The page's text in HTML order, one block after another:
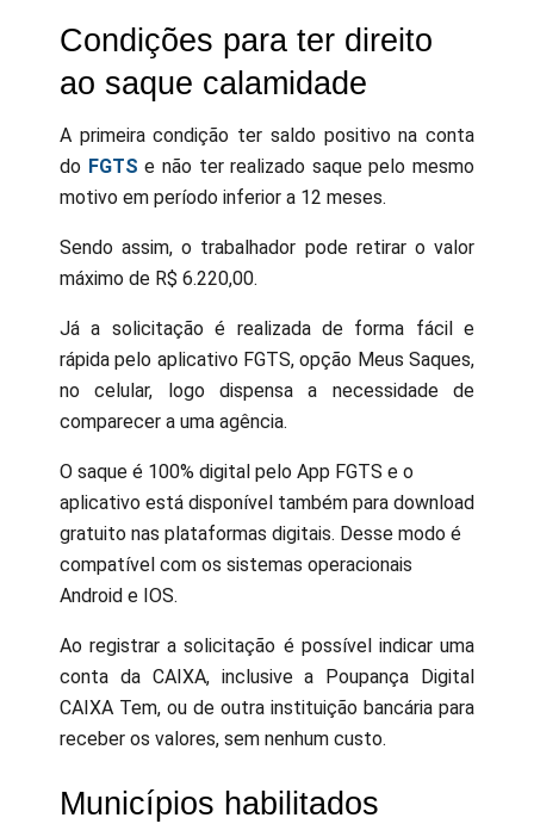
Condições para ter direito
ao saque calamidade
A primeira condição ter saldo positivo na conta
do FGTS e não ter realizado saque pelo mesmo
motivo em período inferior a 12 meses.
Sendo assim, o trabalhador pode retirar o valor
máximo de R$ 6.220,00.
Já a solicitação é realizada de forma fácil e
rápida pelo aplicativo FGTS, opção Meus Saques,
no celular, logo dispensa a necessidade de
comparecer a uma agência.
O saque é 100% digital pelo App FGTS e o
aplicativo está disponível também para download
gratuito nas plataformas digitais. Desse modo é
compatível com os sistemas operacionais
Android e IOS.
Ao registrar a solicitação é possível indicar uma
conta da CAIXA, inclusive a Poupança Digital
CAIXA Tem, ou de outra instituição bancária para
receber os valores, sem nenhum custo.
Municípios habilitados